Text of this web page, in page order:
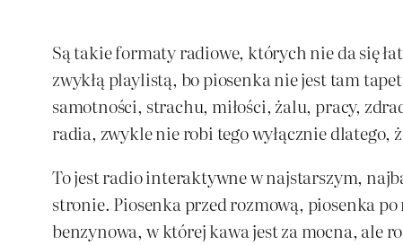
Są takie formaty radiowe, których nie da się
zwykłą playlistą, bo piosenka nie jest tam
samotności, strachu, miłości, żalu, pracy,
radia, zwykle nie robi tego wyłącznie dlatego,
To jest radio interaktywne w najstarszym,
stronie. Piosenka przed rozmową, piosenka
benzynowa, w której kawa jest za mocna, ale